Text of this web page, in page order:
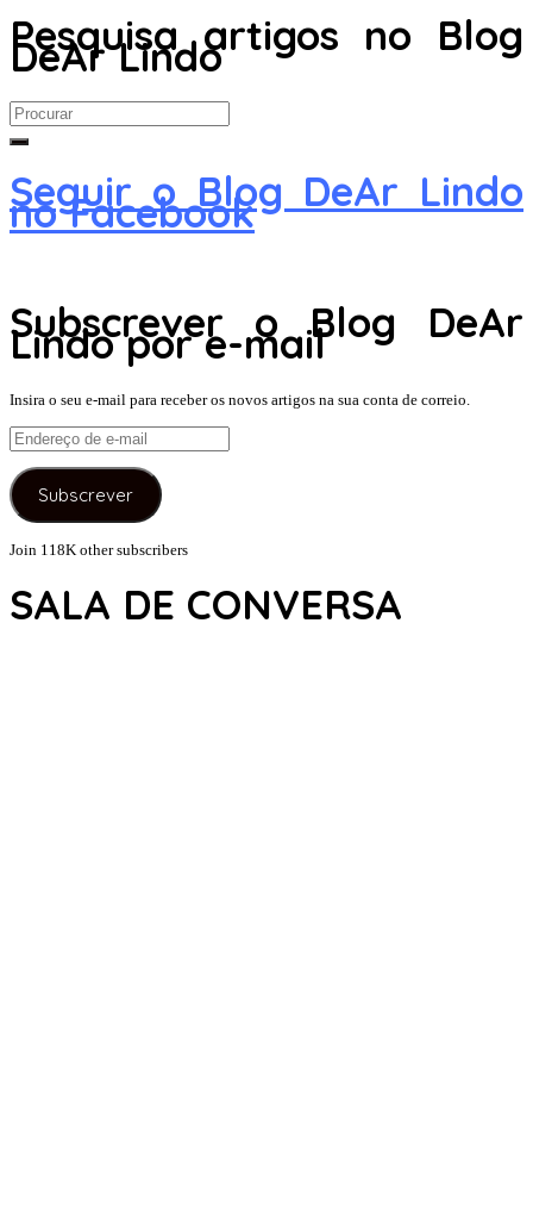
Pesquisa artigos no Blog
DeAr Lindo
Search
for:
Seguir o Blog DeAr Lindo
no Facebook
Subscrever o Blog DeAr
Lindo por e-mail
Insira o seu e-mail para receber os novos artigos na sua conta de correio.
Endereço
de
e-
mail
Subscrever
Join 118K other subscribers
SALA DE CONVERSA